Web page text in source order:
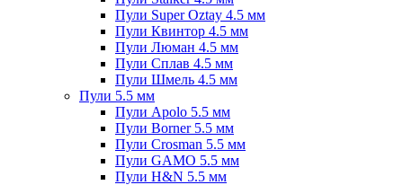
Пули Super Oztay 4.5 мм
Пули Квинтор 4.5 мм
Пули Люман 4.5 мм
Пули Сплав 4.5 мм
Пули Шмель 4.5 мм
Пули 5.5 мм
Пули Apolo 5.5 мм
Пули Borner 5.5 мм
Пули Crosman 5.5 мм
Пули GAMO 5.5 мм
Пули H&N 5.5 мм